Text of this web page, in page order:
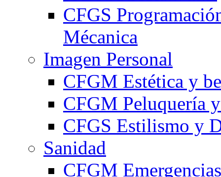
CFGS
Mécanica
Imagen Personal
CFGM Estética y
CFGM Peluquería
CFGS Estilismo y
Sanidad
CFGM